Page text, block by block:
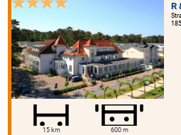
R
15 km 600 m